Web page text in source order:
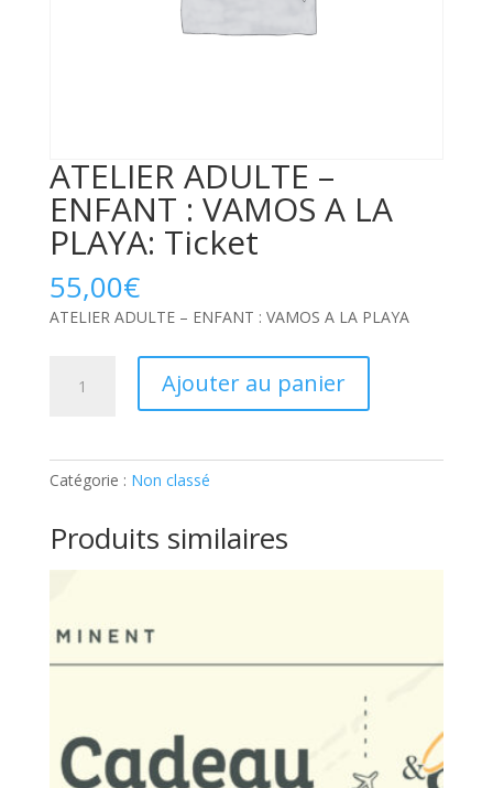
ATELIER ADULTE –
ENFANT : VAMOS A LA
PLAYA: Ticket
55,00€
ATELIER ADULTE – ENFANT : VAMOS A LA PLAYA
ENFANT
VAMOS
A
Ticket
Ajouter au panier
Catégorie : Non classé
Produits similaires